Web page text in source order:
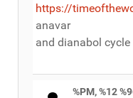
https://
anavar
and dianabol cycle
%PM, %12